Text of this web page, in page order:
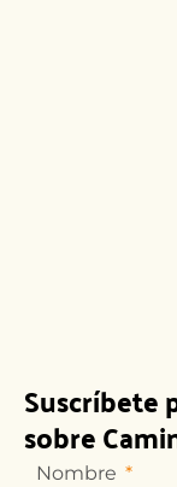
Suscríbete
sobre
Nombre